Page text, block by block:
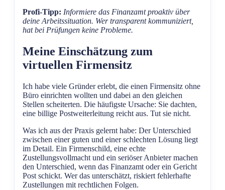
Profi-Tipp: Informiere das Finanzamt proaktiv über
deine Arbeitssituation. Wer transparent kommuniziert,
hat bei Prüfungen keine Probleme.
Meine Einschätzung zum
virtuellen Firmensitz
Ich habe viele Gründer erlebt, die einen Firmensitz ohne
Büro einrichten wollten und dabei an den gleichen
Stellen scheiterten. Die häufigste Ursache: Sie dachten,
eine billige Postweiterleitung reicht aus. Tut sie nicht.
Was ich aus der Praxis gelernt habe: Der Unterschied
zwischen einer guten und einer schlechten Lösung liegt
im Detail. Ein Firmenschild, eine echte
Zustellungsvollmacht und ein seriöser Anbieter machen
den Unterschied, wenn das Finanzamt oder ein Gericht
Post schickt. Wer das unterschätzt, riskiert fehlerhafte
Zustellungen mit rechtlichen Folgen.